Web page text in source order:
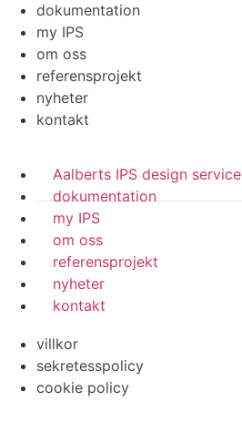
dokumentation
my IPS
om oss
referensprojekt
nyheter
kontakt
Aalberts IPS design service
dokumentation
my IPS
om oss
referensprojekt
nyheter
kontakt
villkor
sekretesspolicy
cookie policy